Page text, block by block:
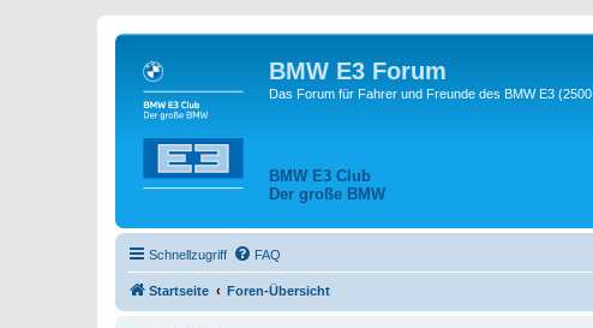
BMW E3 Forum
Das Forum für Fahrer und Freunde des BMW E3
BMW E3 Club
Der große BMW
Schnellzugriff FAQ
Startseite Foren-Übersicht